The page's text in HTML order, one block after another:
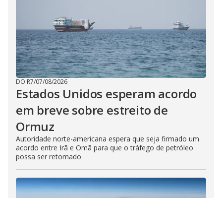
DO R7/07/08/2026
Estados Unidos esperam acordo
em breve sobre estreito de
Ormuz
Autoridade norte-americana espera que seja firmado um
acordo entre Irã e Omã para que o tráfego de petróleo
possa ser retomado